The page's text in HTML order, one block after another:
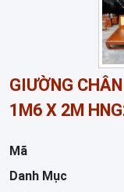
GIƯỜNG
1M6 X 2M
Mã
Danh Mục